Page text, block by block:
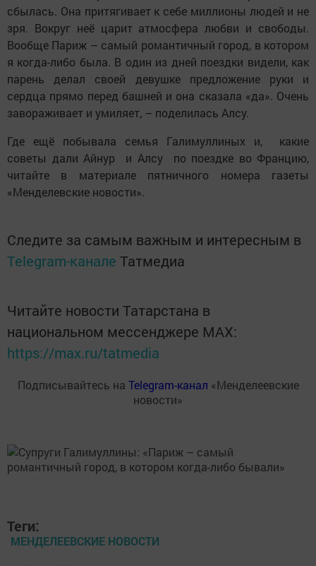
сбылась. Она притягивает к себе миллионы людей и не
зря. Вокруг неё царит атмосфера любви и свободы.
Вообще Париж – самый романтичный город, в котором
я когда-либо была. В один из дней поездки видели, как
парень делал своей девушке предложение руки и
сердца прямо перед башней и она сказала «да». Очень
завораживает и умиляет, – поделилась Алсу.
Где ещё побывала семья Галимуллиных и, какие
советы дали Айнур и Алсу по поездке во Францию,
читайте в материале пятничного номера газеты
«Менделевские новости».
Следите за самым важным и интересным в
Telegram-канале Татмедиа
Читайте новости Татарстана в
национальном мессенджере MАХ:
https://max.ru/tatmedia
Подписывайтесь на Telegram-канал «Менделеевские
новости»
Теги:
МЕНДЕЛЕЕВСКИЕ НОВОСТИ